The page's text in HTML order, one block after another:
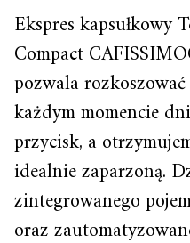
Ekspres kapsułkowy
Compact
pozwala
każdym momencie
przycisk, a
idealnie zaparzoną.
zintegrowanego
oraz